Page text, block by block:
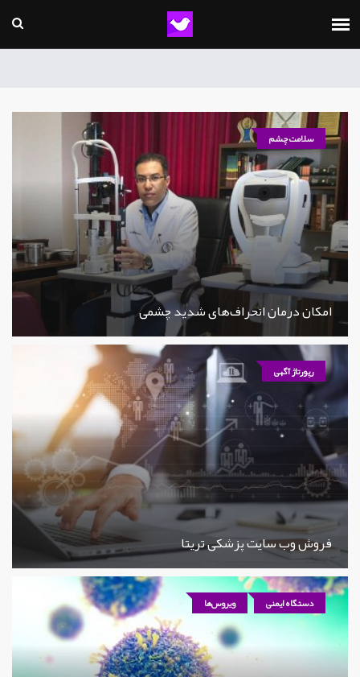
سلامت چشم
امکان درمان انحراف‌های شدید چشمی
رپورتاژ آگهی
فروش وب سایت پزشکی تریتا
دستگاه ایمنی ویروس‌ها